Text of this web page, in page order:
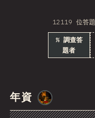
12119 位答
% 調查答
題者
年資